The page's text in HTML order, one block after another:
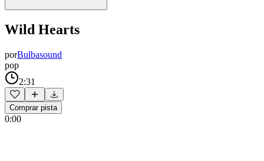
Wild Hearts
porBulbasound
pop
2:31
Comprar pista
0:00